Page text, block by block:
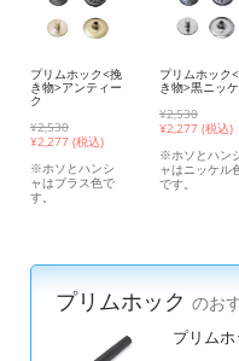
プリムホック<挽
き物>アンティー
ク
¥2,530
¥2,277 (税込)
※ホソとハンシ
ャはブラス色で
す。
プリムホック
き物>黒ニッ
¥2,530
¥2,277 (税込)
※ホソとハン
ャはニッケル
です。
プリムホック のお
プリムホ